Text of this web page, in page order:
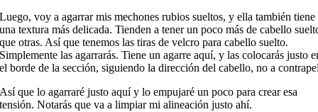
Luego, voy a agarrar mis mechones rubios sueltos, y ella también tiene
una textura más delicada. Tienden a tener un poco más de cabello
que otras. Así que tenemos las tiras de velcro para cabello suelto.
Simplemente las agarrarás. Tiene un agarre aquí, y las colocarás justo
el borde de la sección, siguiendo la dirección del cabello, no a
Así que lo agarraré justo aquí y lo empujaré un poco para crear esa
tensión. Notarás que va a limpiar mi alineación justo ahí.